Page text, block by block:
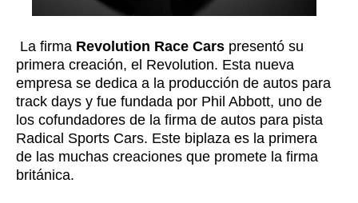
La firma Revolution Race Cars presentó su
primera creación, el Revolution. Esta nueva
empresa se dedica a la producción de autos para
track days y fue fundada por Phil Abbott, uno de
los cofundadores de la firma de autos para pista
Radical Sports Cars. Este biplaza es la primera
de las muchas creaciones que promete la firma
británica.